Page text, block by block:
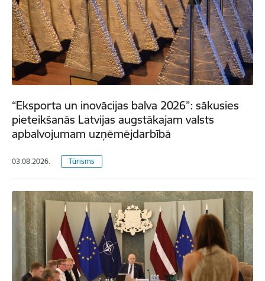
“Eksporta un inovācijas balva 2026”: sākusies
pieteikšanās Latvijas augstākajam valsts
apbalvojumam uzņēmējdarbībā
03.08.2026. Tūrisms